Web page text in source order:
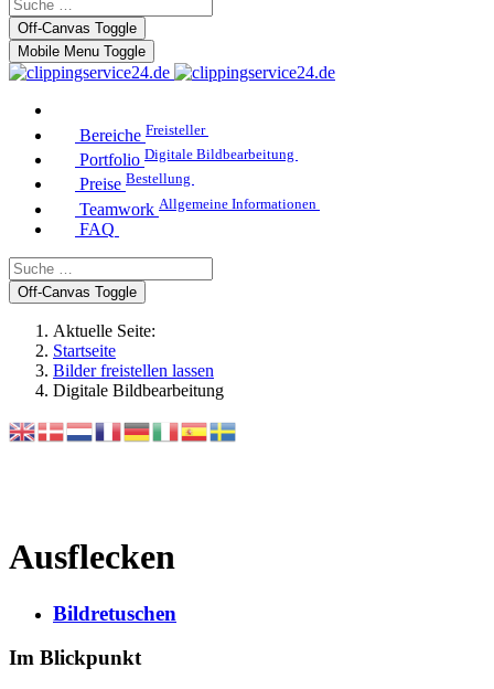
Off-Canvas Toggle
Mobile Menu Toggle
Bereiche Freisteller
Portfolio Digitale Bildbearbeitung
Preise Bestellung
Teamwork Allgemeine Informationen
FAQ
Off-Canvas Toggle
Aktuelle Seite:
Startseite
Bilder freistellen lassen
Digitale Bildbearbeitung
Ausflecken
Bildretuschen
Im Blickpunkt